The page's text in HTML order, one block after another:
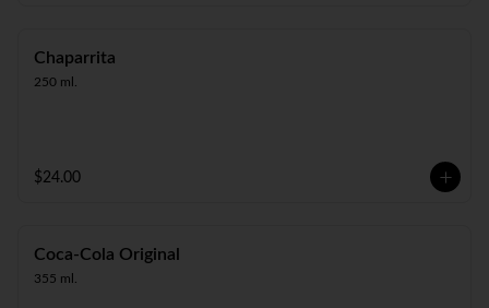
Chaparrita
250 ml.
$24.00
Coca-Cola Original
355 ml.